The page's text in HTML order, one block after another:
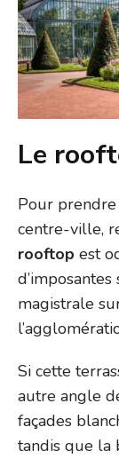
Le
Pour
centre-ville,
rooftop est
magistrale
Si cette
autre angle
façades
tandis que la